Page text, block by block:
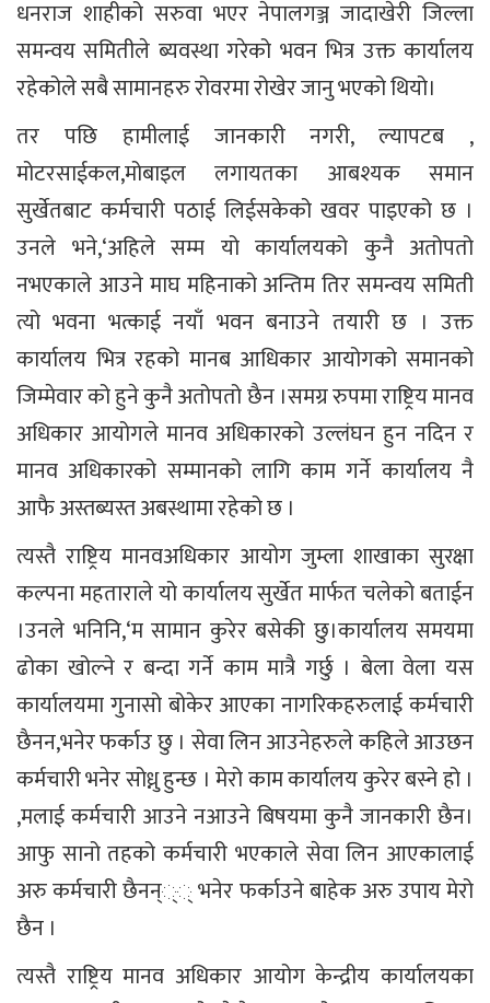
धनराज शाहीको सरुवा भएर नेपालगञ्ज जादाखेरी जिल्ला
समन्वय समितीले ब्यवस्था गरेको भवन भित्र उक्त कार्यालय
रहेकोले सबै सामानहरु रोवरमा रोखेर जानु भएको थियो।
तर पछि हामीलाई जानकारी नगरी, ल्यापटब ,
मोटरसाईकल,मोबाइल लगायतका आबश्यक समान
सुर्खेतबाट कर्मचारी पठाई लिईसकेको खवर पाइएको छ ।
उनले भने,‘अहिले सम्म यो कार्यालयको कुनै अतोपतो
नभएकाले आउने माघ महिनाको अन्तिम तिर समन्वय समिती
त्यो भवना भत्काई नयाँ भवन बनाउने तयारी छ । उक्त
कार्यालय भित्र रहको मानब आधिकार आयोगको समानको
जिम्मेवार को हुने कुनै अतोपतो छैन ।समग्र रुपमा राष्ट्रिय मानव
अधिकार आयोगले मानव अधिकारको उल्लंघन हुन नदिन र
मानव अधिकारको सम्मानको लागि काम गर्ने कार्यालय नै
आफै अस्तब्यस्त अबस्थामा रहेको छ ।
त्यस्तै राष्ट्रिय मानवअधिकार आयोग जुम्ला शाखाका सुरक्षा
कल्पना महताराले यो कार्यालय सुर्खेत मार्फत चलेको बताईन
।उनले भनिनि,‘म सामान कुरेर बसेकी छु।कार्यालय समयमा
ढोका खोल्ने र बन्दा गर्ने काम मात्रै गर्छु । बेला वेला यस
कार्यालयमा गुनासो बोकेर आएका नागरिकहरुलाई कर्मचारी
छैनन,भनेर फर्काउ छु । सेवा लिन आउनेहरुले कहिले आउछन
कर्मचारी भनेर सोध्नु हुन्छ । मेरो काम कार्यालय कुरेर बस्ने हो ।
,मलाई कर्मचारी आउने नआउने बिषयमा कुनै जानकारी छैन।
आफु सानो तहको कर्मचारी भएकाले सेवा लिन आएकालाई
अरु कर्मचारी छैनन््् भनेर फर्काउने बाहेक अरु उपाय मेरो
छैन ।
त्यस्तै राष्ट्रिय मानव अधिकार आयोग केन्द्रीय कार्यालयका